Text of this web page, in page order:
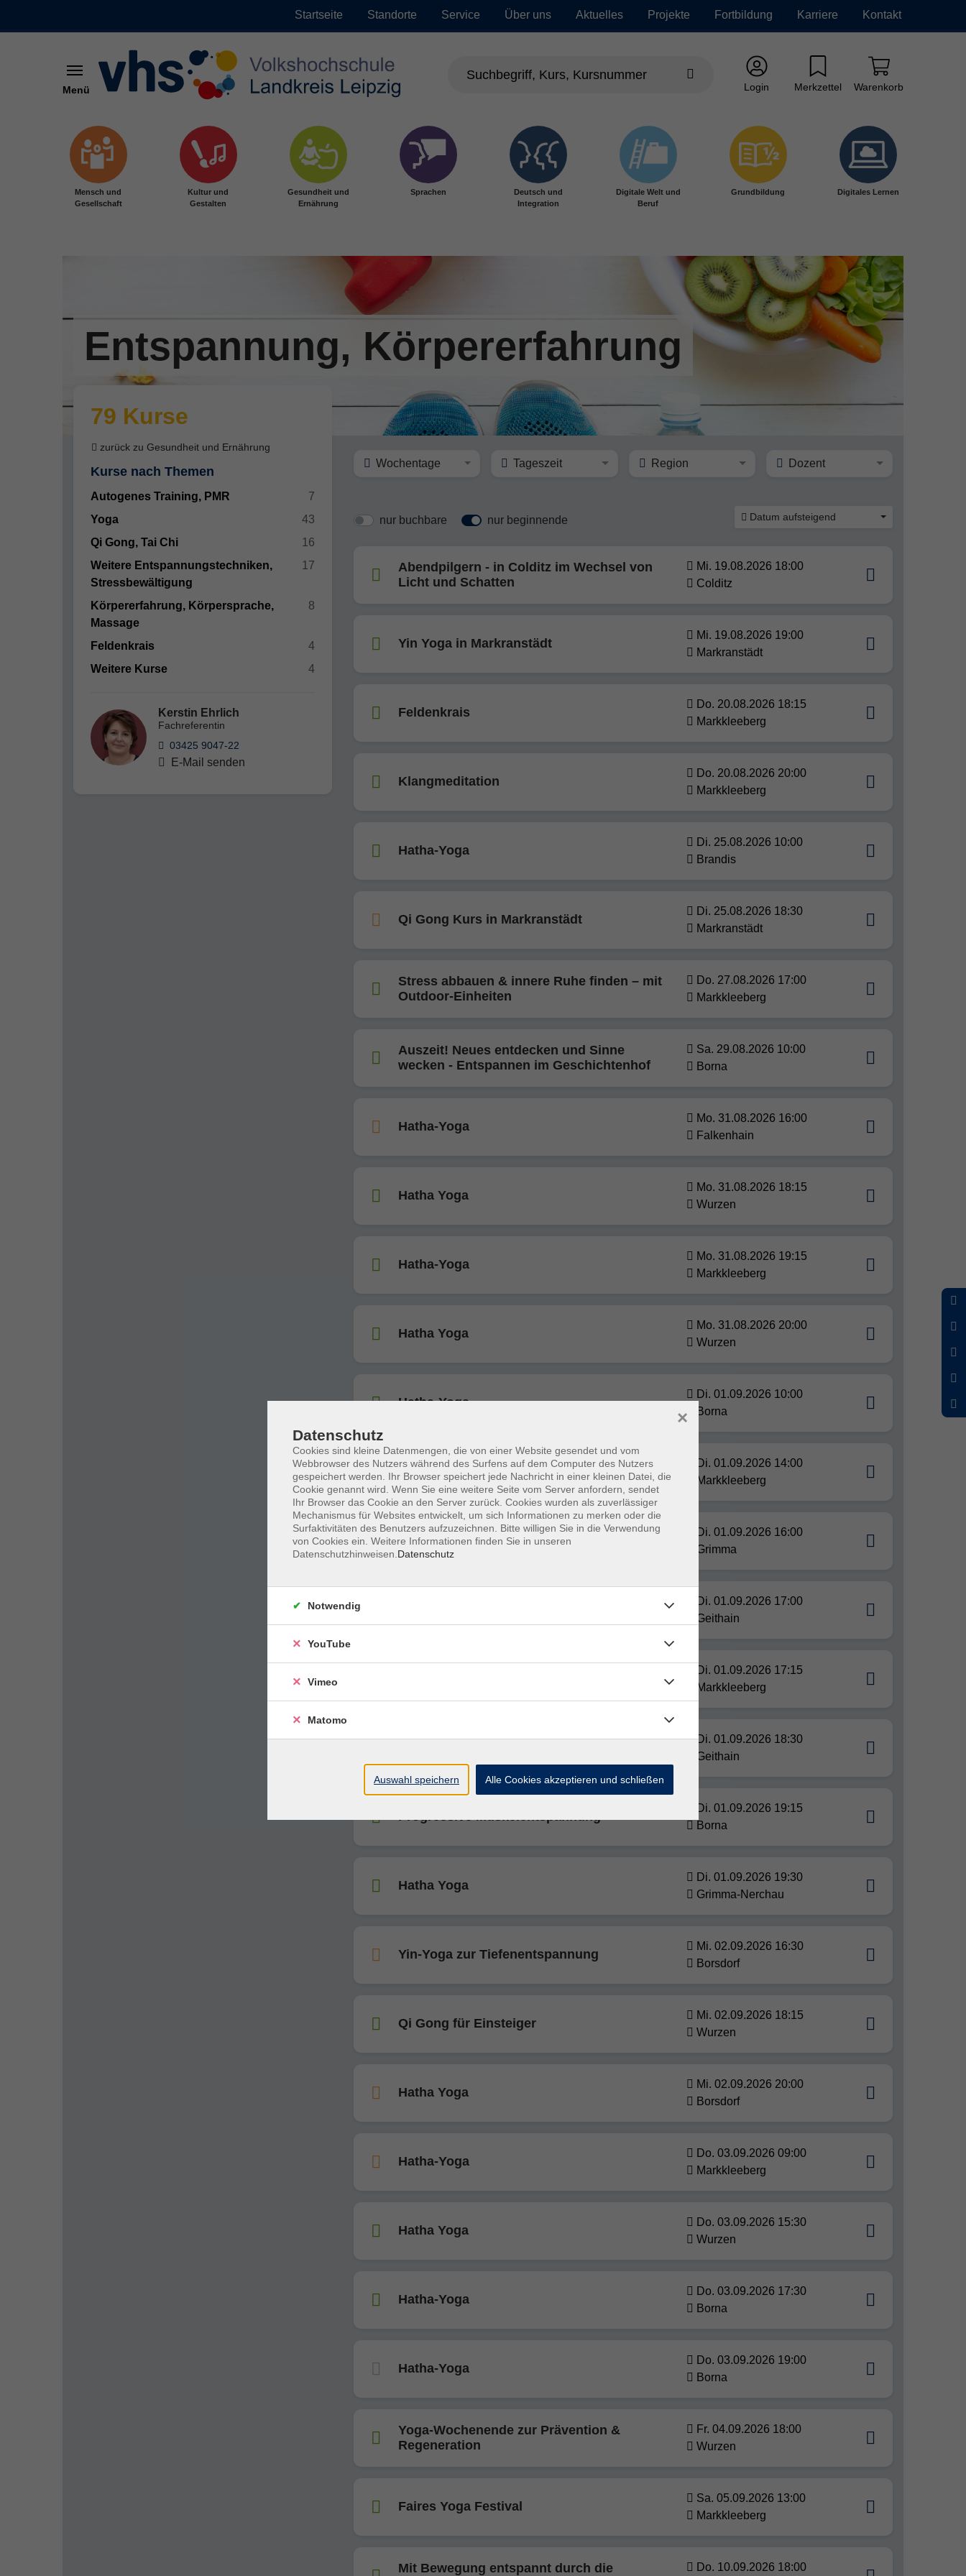
Startseite Standorte Service Über uns Aktuelles Projekte Fortbildung Karriere Kontakt
Menü Login Merkzettel Warenkorb
Mensch und
Gesellschaft
Kultur und
Gestalten
Gesundheit und
Ernährung
Sprachen
Deutsch und
Integration
Digitale Welt und
Beruf
Grundbildung Digitales Lernen
Entspannung, Körpererfahrung
79 Kurse
zurück zu Gesundheit und Ernährung
Kurse nach Themen
Autogenes Training, PMR
7
Yoga
43
Qi Gong, Tai Chi
16
Weitere Entspannungstechniken,
Stressbewältigung
17
Körpererfahrung, Körpersprache,
Massage
8
Feldenkrais
4
Weitere Kurse
4
Kerstin Ehrlich
Fachreferentin
03425 9047-22
E-Mail senden
Wochentage Tageszeit Region Dozent
nur buchbare nur beginnende Datum aufsteigend
Abendpilgern - in Colditz im Wechsel von
Licht und Schatten
Mi. 19.08.2026 18:00
Colditz
Yin Yoga in Markranstädt
Mi. 19.08.2026 19:00
Markranstädt
Feldenkrais
Do. 20.08.2026 18:15
Markkleeberg
Klangmeditation
Do. 20.08.2026 20:00
Markkleeberg
Hatha-Yoga
Di. 25.08.2026 10:00
Brandis
Qi Gong Kurs in Markranstädt
Di. 25.08.2026 18:30
Markranstädt
Stress abbauen & innere Ruhe finden – mit
Outdoor-Einheiten
Do. 27.08.2026 17:00
Markkleeberg
Auszeit! Neues entdecken und Sinne
wecken - Entspannen im Geschichtenhof
Sa. 29.08.2026 10:00
Borna
Hatha-Yoga
Mo. 31.08.2026 16:00
Falkenhain
Hatha Yoga
Mo. 31.08.2026 18:15
Wurzen
Hatha-Yoga
Mo. 31.08.2026 19:15
Markkleeberg
Hatha Yoga
Mo. 31.08.2026 20:00
Wurzen
Hatha-Yoga
Di. 01.09.2026 10:00
Borna
Hatha Yoga
Di. 01.09.2026 14:00
Markkleeberg
Hatha Yoga
Di. 01.09.2026 16:00
Grimma
Di. 01.09.2026 17:00
Geithain
Di. 01.09.2026 17:15
Markkleeberg
Di. 01.09.2026 18:30
Geithain
Progressive Muskelentspannung
Di. 01.09.2026 19:15
Borna
Hatha Yoga
Di. 01.09.2026 19:30
Grimma-Nerchau
Yin-Yoga zur Tiefenentspannung
Mi. 02.09.2026 16:30
Borsdorf
Qi Gong für Einsteiger
Mi. 02.09.2026 18:15
Wurzen
Hatha Yoga
Mi. 02.09.2026 20:00
Borsdorf
Hatha-Yoga
Do. 03.09.2026 09:00
Markkleeberg
Hatha Yoga
Do. 03.09.2026 15:30
Wurzen
Hatha-Yoga
Do. 03.09.2026 17:30
Borna
Hatha-Yoga
Do. 03.09.2026 19:00
Borna
Yoga-Wochenende zur Prävention &
Regeneration
Fr. 04.09.2026 18:00
Wurzen
Faires Yoga Festival
Sa. 05.09.2026 13:00
Markkleeberg
Mit Bewegung entspannt durch die
Do. 10.09.2026 18:00
Datenschutz
Cookies sind kleine Datenmengen, die von einer Website gesendet und vom
Webbrowser des Nutzers während des Surfens auf dem Computer des Nutzers
gespeichert werden. Ihr Browser speichert jede Nachricht in einer kleinen Datei, die
Cookie genannt wird. Wenn Sie eine weitere Seite vom Server anfordern, sendet
Ihr Browser das Cookie an den Server zurück. Cookies wurden als zuverlässiger
Mechanismus für Websites entwickelt, um sich Informationen zu merken oder die
Surfaktivitäten des Benutzers aufzuzeichnen. Bitte willigen Sie in die Verwendung
von Cookies ein. Weitere Informationen finden Sie in unseren
Datenschutzhinweisen. Datenschutz
×
Notwendig
YouTube
Vimeo
Matomo
Auswahl speichern Alle Cookies akzeptieren und schließen